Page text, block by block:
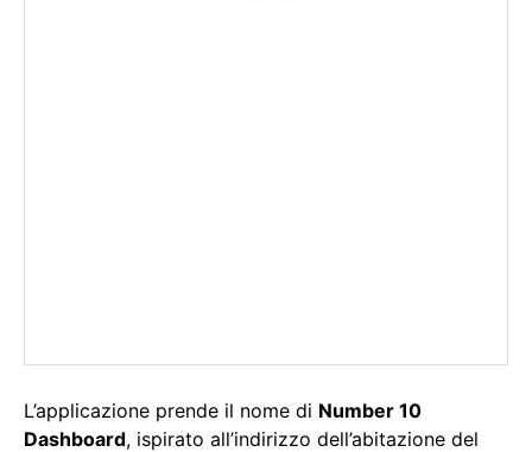
L’applicazione prende il nome di Number 10
Dashboard, ispirato all’indirizzo dell’abitazione del